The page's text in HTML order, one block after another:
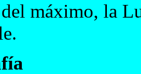
máximo, la